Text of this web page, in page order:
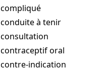
compliqué
conduite à tenir
consultation
contraceptif oral
contre-indication